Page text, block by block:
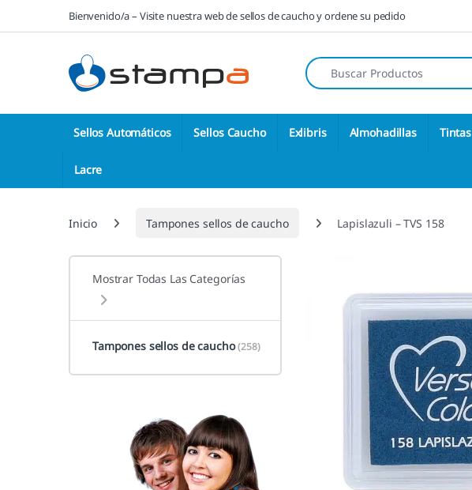
Saltar a la navegación
Saltar al contenidoBienvenido/a – Visite nuestra web de sellos de caucho y ordene su pedido
Búsqueda de:
Sellos Automáticos Sellos Caucho Exlibris Almohadillas Tintas
Lacre
Inicio Tampones sellos de caucho Lapislazuli – TVS 158
Mostrar Todas Las Categorías
Tampones sellos de caucho(258)